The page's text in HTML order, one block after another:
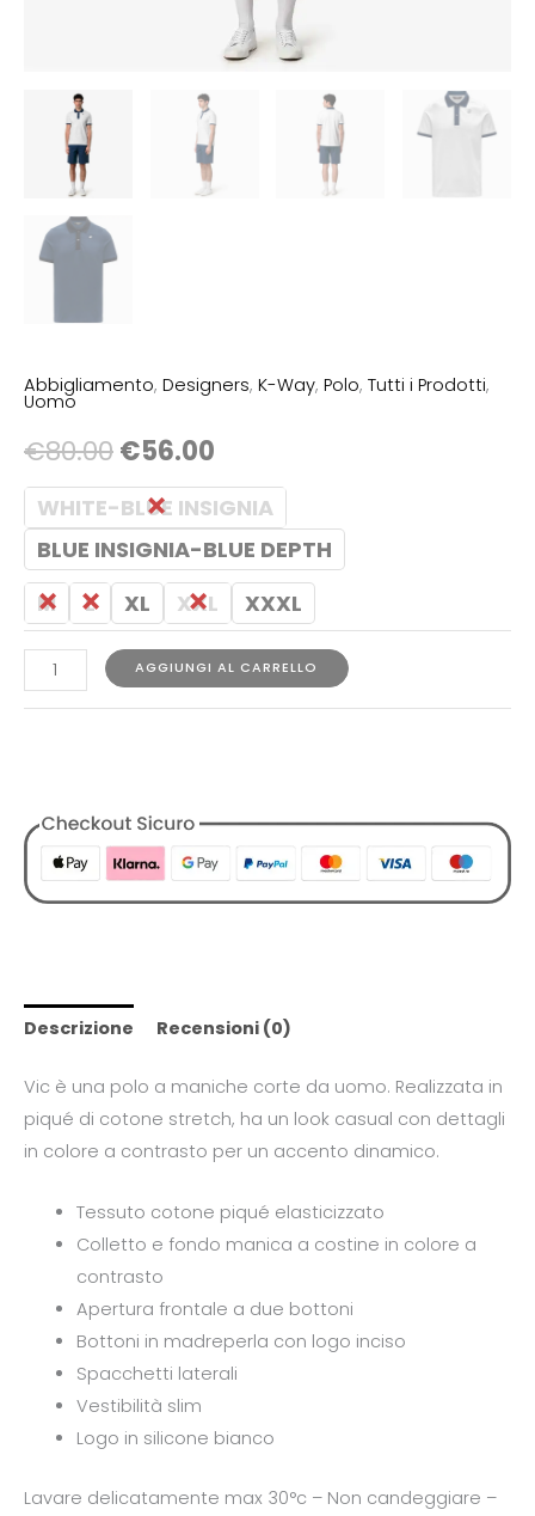
Abbigliamento, Designers, K-Way, Polo, Tutti i Prodotti,
Uomo
€80.00€56.00
WHITE-BLUE INSIGNIA
BLUE INSIGNIA-BLUE DEPTH
M
L XL XXL XXXL
AGGIUNGI AL CARRELLO
Descrizione Recensioni (0)
Vic è una polo a maniche corte da uomo. Realizzata in
piqué di cotone stretch, ha un look casual con dettagli
in colore a contrasto per un accento dinamico.
Tessuto cotone piqué elasticizzato
Colletto e fondo manica a costine in colore a
contrasto
Apertura frontale a due bottoni
Bottoni in madreperla con logo inciso
Spacchetti laterali
Vestibilità slim
Logo in silicone bianco
Lavare delicatamente max 30°c – Non candeggiare –